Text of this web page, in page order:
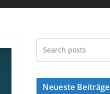
Neueste Beiträge